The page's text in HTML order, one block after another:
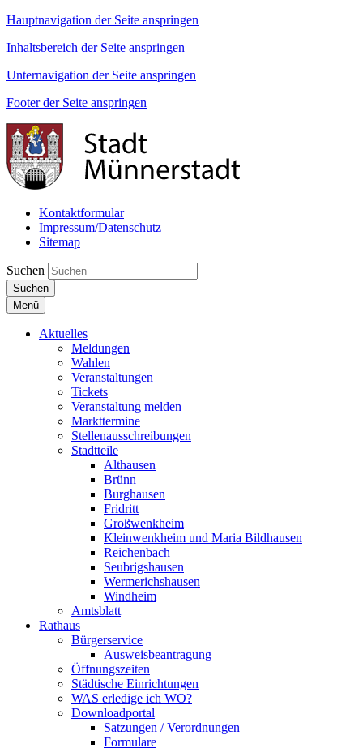
Hauptnavigation der Seite anspringen
Inhaltsbereich der Seite anspringen
Unternavigation der Seite anspringen
Footer der Seite anspringen
Kontaktformular
Impressum/Datenschutz
Sitemap
Suchen
Suchen
Menü
Aktuelles
Meldungen
Wahlen
Veranstaltungen
Tickets
Veranstaltung melden
Markttermine
Stellenausschreibungen
Stadtteile
Althausen
Brünn
Burghausen
Fridritt
Großwenkheim
Kleinwenkheim und Maria Bildhausen
Reichenbach
Seubrigshausen
Wermerichshausen
Windheim
Amtsblatt
Rathaus
Bürgerservice
Ausweisbeantragung
Öffnungszeiten
Städtische Einrichtungen
WAS erledige ich WO?
Downloadportal
Satzungen / Verordnungen
Formulare